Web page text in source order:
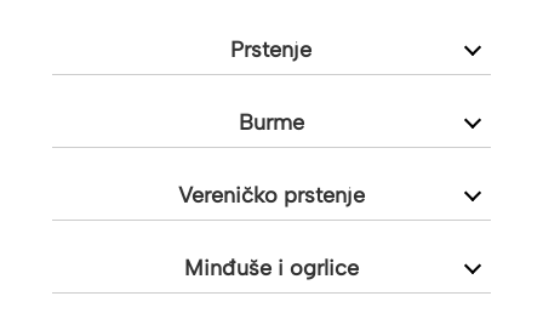
Prstenje
Burme
Vereničko prstenje
Minđuše i ogrlice